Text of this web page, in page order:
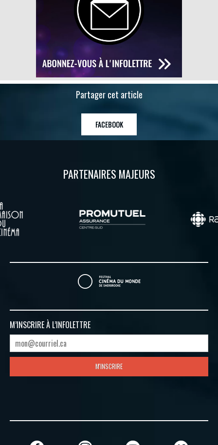
Partager cet article
FACEBOOK
PARTENAIRES MAJEURS
M’INSCRIRE À L’INFOLETTRE
M'INSCRIRE